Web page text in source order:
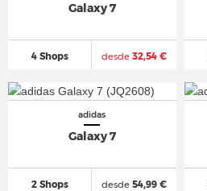
Galaxy 7
4 Shops desde32,54 €
adidas
Galaxy 7
2 Shops desde54,99 €